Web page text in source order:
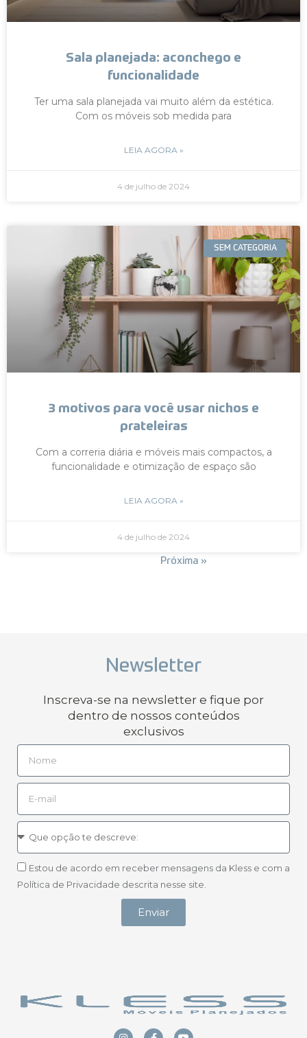
Sala planejada: aconchego e
funcionalidade
Ter uma sala planejada vai muito além da estética.
Com os móveis sob medida para
LEIA AGORA »
4 de julho de 2024
SEM CATEGORIA
3 motivos para você usar nichos e
prateleiras
Com a correria diária e móveis mais compactos, a
funcionalidade e otimização de espaço são
LEIA AGORA »
4 de julho de 2024
Próxima »
Newsletter
Inscreva-se na newsletter e fique por
dentro de nossos conteúdos
exclusivos
Estou de acordo em receber mensagens da Kless e com a
Política de Privacidade descrita nesse site.
Enviar